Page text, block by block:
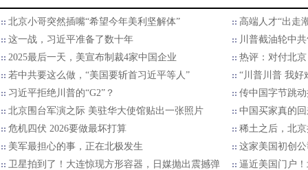
北京小哥突然插嘴“希望今年美利坚解体”
高端人才“出走
这一战，习近平准备了数十年
川普截油轮中
2025最后一天，美宣布制裁4家中国企业
热评：对付北
若中共要这么做，“美国要斩首习近平等人”
“川普川普 我好
习近平拒绝川普的“G2”？
传中国字节跳
北京围台军演之际 美驻华大使馆贴出一张照片
中国买家真的
危机四伏 2026要做最坏打算
稀土之后，北
美军最担心的事，正在北极发生
这家美国初创
卫星拍到了！大连惊现方形容器，日媒抛出震撼弹
逼近美国门户